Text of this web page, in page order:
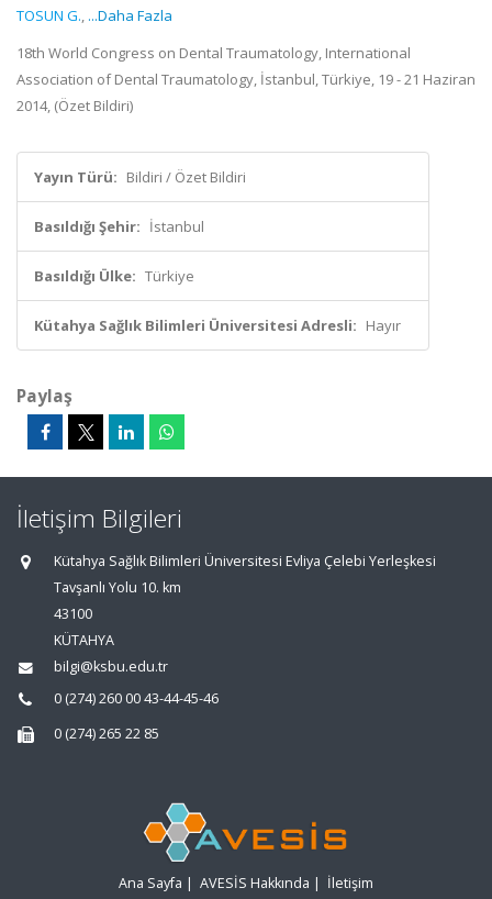
TOSUN G., ...Daha Fazla
18th World Congress on Dental Traumatology, International
Association of Dental Traumatology, İstanbul, Türkiye, 19 - 21 Haziran
2014, (Özet Bildiri)
Yayın Türü: Bildiri / Özet Bildiri
Basıldığı Şehir: İstanbul
Basıldığı Ülke: Türkiye
Kütahya Sağlık Bilimleri Üniversitesi Adresli: Hayır
Paylaş
İletişim Bilgileri
Kütahya Sağlık Bilimleri Üniversitesi Evliya Çelebi Yerleşkesi
Tavşanlı Yolu 10. km
43100
KÜTAHYA
bilgi@ksbu.edu.tr
0 (274) 260 00 43-44-45-46
0 (274) 265 22 85
Ana Sayfa | AVESİS Hakkında | İletişim